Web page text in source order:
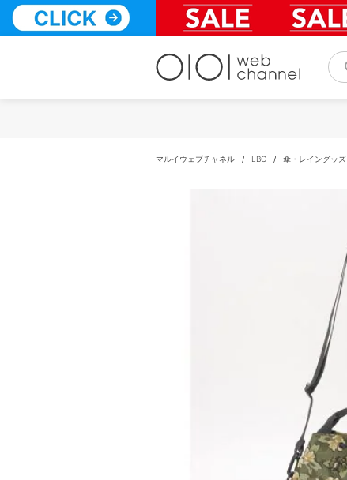
テ
マルイウェブチャネル / LBC / 傘・レイングッズ